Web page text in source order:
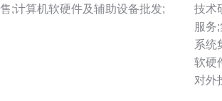
;计算机软硬件及辅助设备批发;
技术
服务
系统
软硬
对外